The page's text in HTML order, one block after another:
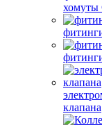
хомуты
клапана